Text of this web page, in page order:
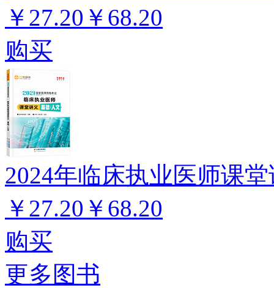
￥27.20 ￥68.20
购买
2024年临床执业医师课
￥27.20 ￥68.20
购买
更多图书